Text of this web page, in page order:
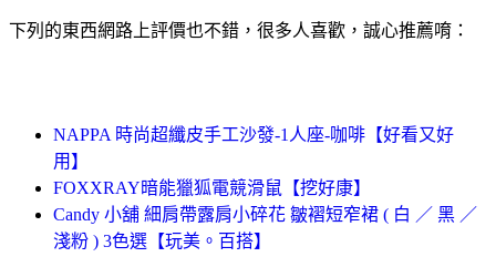
下列的東西網路上評價也不錯，很多人喜歡，誠心推薦唷：
NAPPA 時尚超纖皮手工沙發-1人座-咖啡【好看又好
用】
FOXXRAY暗能獵狐電競滑鼠【挖好康】
Candy 小舖 細肩帶露肩小碎花 皺褶短窄裙 ( 白 ／ 黑 ／
淺粉 ) 3色選【玩美。百搭】